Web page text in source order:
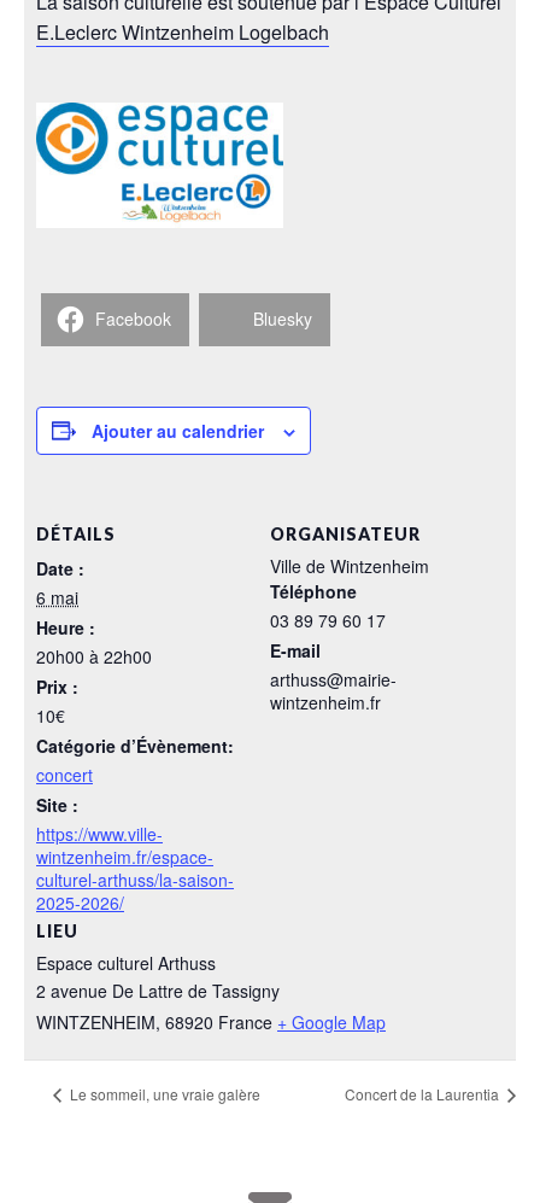
E.Leclerc Wintzenheim Logelbach
Facebook Bluesky
Ajouter au calendrier
DÉTAILS
Date :
6 mai
Heure :
20h00 à 22h00
Prix :
10€
Catégorie d’Évènement:
concert
Site :
https://www.ville-
wintzenheim.fr/espace-
culturel-arthuss/la-saison-
2025-2026/
LIEU
Espace culturel Arthuss
2 avenue De Lattre de Tassigny
WINTZENHEIM, 68920 France + Google Map
ORGANISATEUR
Ville de Wintzenheim
Téléphone
03 89 79 60 17
E-mail
arthuss@mairie-
wintzenheim.fr
Le sommeil, une vraie galère Concert de la Laurentia